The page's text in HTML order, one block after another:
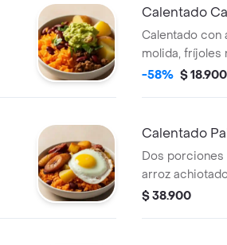
Calentado
Calentado con
molida, fríjoles
cilantro.
-58% $ 18.900
Calentado
Dos porciones
arroz
satarrosano,
$ 38.900